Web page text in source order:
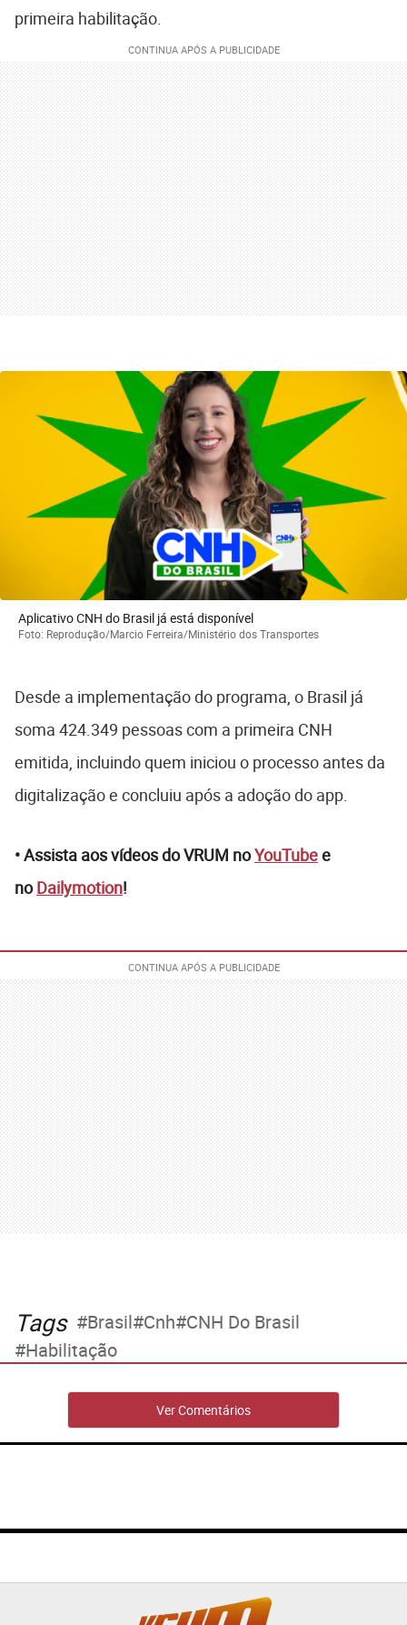
primeira habilitação.
Aplicativo CNH do Brasil já está disponível
Foto: Reprodução/Marcio Ferreira/Ministério dos Transportes
Desde a implementação do programa, o Brasil já
soma 424.349 pessoas com a primeira CNH
emitida, incluindo quem iniciou o processo antes da
digitalização e concluiu após a adoção do app.
• Assista aos vídeos do VRUM noYouTubee
noDailymotion!
Tags Brasil Cnh CNH Do Brasil
Habilitação
Ver Comentários